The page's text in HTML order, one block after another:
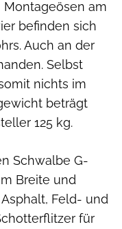
Montageösen am
befinden sich
Auch an der
Selbst
nichts im
beträgt
125 kg.
Schwalbe G-
Breite und
Feld- und
für